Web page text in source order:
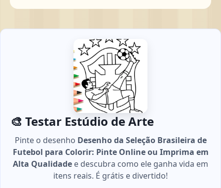
🎨 Testar Estúdio de Arte
Pinte o desenho Desenho da Seleção Brasileira de
Futebol para Colorir: Pinte Online ou Imprima em
Alta Qualidade e descubra como ele ganha vida em
itens reais. É grátis e divertido!